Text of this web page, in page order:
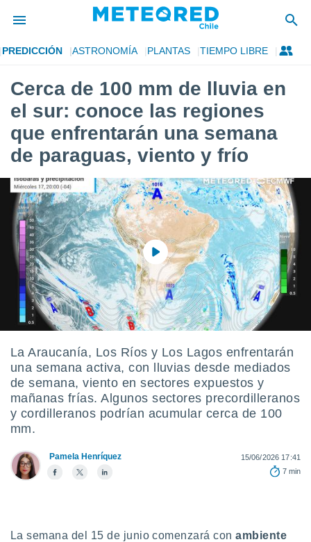
de
por
la
que se
calidad.
a este
las
y
forma
digital
basada
seguir
contenido
botón
a la
la
todas
ACEPTAR
CONTINUAR
CONFIGURACIÓN
PREDICCIÓN ASTRONOMÍA PLANTAS TIEMPO LIBRE
Cerca de 100 mm de lluvia en
el sur: conoce las regiones
que enfrentarán una semana
de paraguas, viento y frío
La Araucanía, Los Ríos y Los Lagos enfrentarán
una semana activa, con lluvias desde mediados
de semana, viento en sectores expuestos y
mañanas frías. Algunos sectores precordilleranos
y cordilleranos podrían acumular cerca de 100
mm.
Pamela Henríquez
15/06/2026 17:41
7 min
La semana del 15 de junio comenzará conambiente